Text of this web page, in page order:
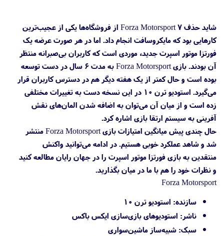
شاید حذف Forza Motorsport 7 از فروشگاه‌ها یکی از عجیب‌ترین
کارهایی بود که مایکروسافت انجام داد. اما در هر صورت عرضه یک
فورتزا موتور اسپرت جدید، موردی است که کاربران بی‌صبرانه منتظر
آن بودند. بازی Forza Motorsport به مدت ۶ سال در دست توسعه
بوده است و حال کمتر از یک هفته دیگر هم در دسترس کاربران قرار
می‌گیرد. استودیو ترن ۱۰ در این نسخه دست به تغییرات مختلفی
زده است و از میان آن می‌توان به اضافه شدن المان‌های نقش
آفرینی به سیستم ارتقا بازی اشاره کرد.
حال چندی پیش میانگین امتیازات بازی Forza Motorsport منتشر
شد و شاهد عملکرد خوبی هستیم. در ادامه می‌توانید واکنش
منتقدین به بازی فورتزا موتور اسپرت را در جهان رایان مطالعه کنید
و نظرات خود را هم با ما در میان بگذارید.
Forza Motorsport
سازنده: استودیو ترن ۱۰
ناشر: استودیوهای بازی‌سازی ایکس باکس
سبک: شبیه‌ساز ماشین‌سواری